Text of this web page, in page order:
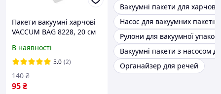
Пакети вакуумні харчові
VACCUM BAG 8228, 20 см
В наявності
5.0 (2)
95₴
140 ₴
Вакуумні пакети для
Насос для вакуумних пакетів
Рулони для вакуумної
Вакуумні пакети з насосом
Органайзер для речей